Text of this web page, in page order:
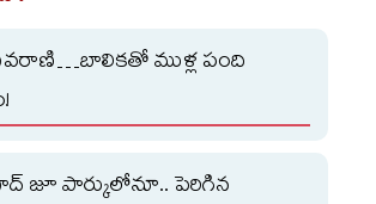
ముళ్ల పంది
జూ పార్కులోనూ.. పెరిగిన